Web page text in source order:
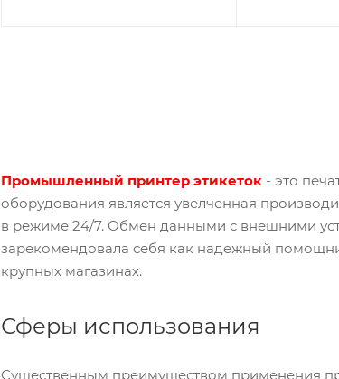
Промышленный принтер этикеток - это
оборудования является увелченная
в режиме 24/7. Обмен данными с внешними
зарекомендовала себя как надежный
крупных магазинах.
Сферы использования
Существенным преимуществом применения